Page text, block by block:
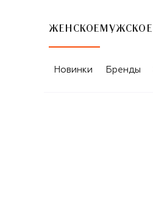
ЖЕНСКОЕ МУЖСКОЕ
Новинки Бренды